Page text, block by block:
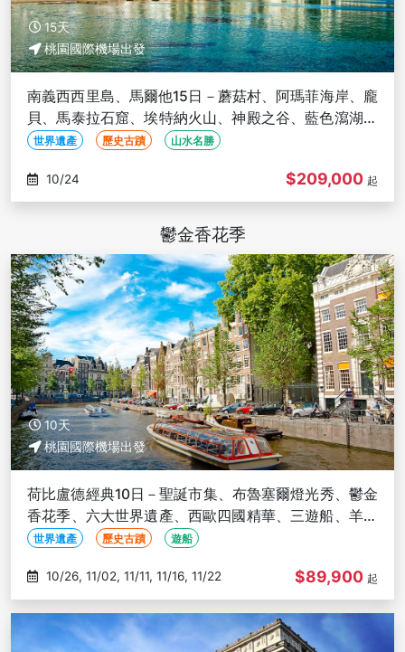
15天
桃園國際機場出發
南義西西里島、馬爾他15日－蘑菇村、阿瑪菲海岸、龐
貝、馬泰拉石窟、埃特納火山、神殿之谷、藍色瀉湖、
米推餐、馬爾他五星４晚
世界遺產 歷史古蹟 山水名勝
10/24 $209,000 起
鬱金香花季
10天
桃園國際機場出發
荷比盧德經典10日－聖誕市集、布魯塞爾燈光秀、鬱金
香花季、六大世界遺產、西歐四國精華、三遊船、羊角
村、科隆大教堂
世界遺產 歷史古蹟 遊船
10/26, 11/02, 11/11, 11/16, 11/22 $89,900 起